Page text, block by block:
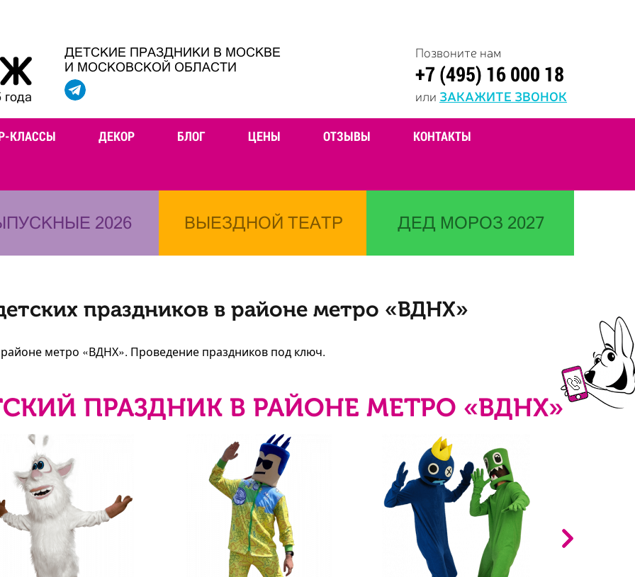
ДЕТСКИЕ ПРАЗДНИКИ В МОСКВЕ
И МОСКОВСКОЙ ОБЛАСТИ
Позвоните нам
+7 (495) 16 000 18
или ЗАКАЖИТЕ ЗВОНОК
КЛАССЫ ДЕКОР БЛОГ ЦЕНЫ ОТЗЫВЫ КОНТАКТЫ
2026 ВЫЕЗДНОЙ ТЕАТР ДЕД МОРОЗ 2027
праздников в районе метро «ВДНХ»
метро «ВДНХ». Проведение праздников под ключ.
ПРАЗДНИК В РАЙОНЕ МЕТРО «ВДНХ»